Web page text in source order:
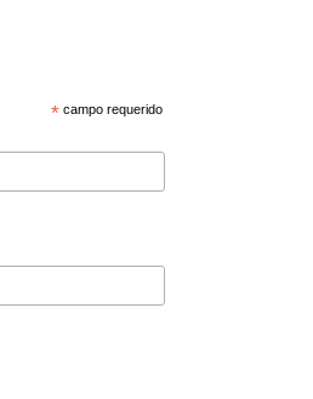
*campo requerido